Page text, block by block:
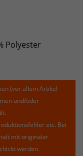
Polyester
(vor allem Artikel
und/oder
etc. Bei
mit originaler
werden.